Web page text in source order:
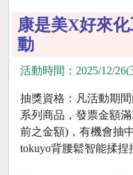
康是美X好來
動
活動時間：2025/12/26(
抽獎資格：凡活動期
系列商品，發票金額
前之金額)，有機會抽
tokuyo背腰鬆智能揉捏